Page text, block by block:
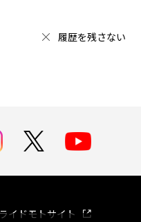
履歴を残さない
ライドモトサイト